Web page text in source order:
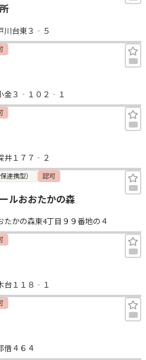
川台東３‐５
金３‐１０２‐１
井１７７‐２
連携型） 認可
ルおおたかの森
たかの森東4丁目９９番地の４
台１１８‐１
借４６４